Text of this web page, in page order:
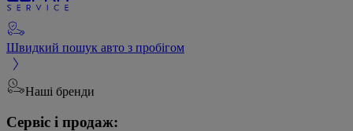
Швидкий пошук авто з пробігом
Наші бренди
Сервіс і продаж: